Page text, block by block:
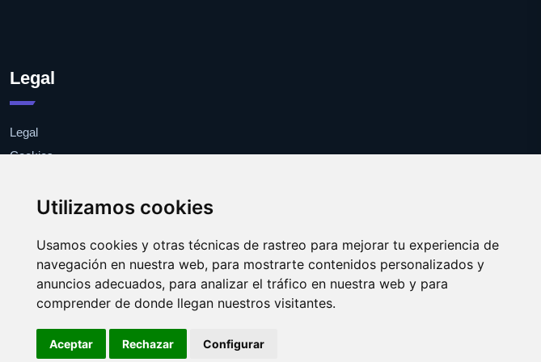
Utilizamos cookies
Usamos cookies y otras técnicas de rastreo para mejorar tu experiencia de
navegación en nuestra web, para mostrarte contenidos personalizados y
anuncios adecuados, para analizar el tráfico en nuestra web y para
comprender de donde llegan nuestros visitantes.
Aceptar Rechazar Configurar
Legal
Legal
Cookies
Copyright © 2025